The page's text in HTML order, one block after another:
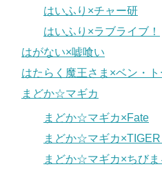
はいふり×チャー研
はいふり×ラブライブ！
はがない×嘘喰い
はたらく魔王さま×ベン・ト
まどか☆マギカ
まどか☆マギカ×Fate
まどか☆マギカ
まどか☆マギカ×ちびま